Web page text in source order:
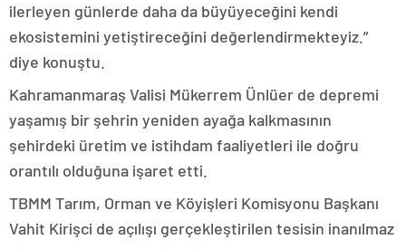
ilerleyen günlerde daha da büyüyeceğini kendi
ekosistemini yetiştireceğini değerlendirmekteyiz.”
diye konuştu.
Kahramanmaraş Valisi Mükerrem Ünlüer de depremi
yaşamış bir şehrin yeniden ayağa kalkmasının
şehirdeki üretim ve istihdam faaliyetleri ile doğru
orantılı olduğuna işaret etti.
TBMM Tarım, Orman ve Köyişleri Komisyonu Başkanı
Vahit Kirişci de açılışı gerçekleştirilen tesisin inanılmaz